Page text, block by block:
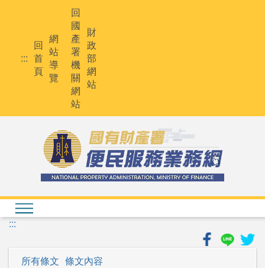
:::
回
首
頁
網
站
導
覽
回
國
產
署
機
關
網
站
財
政
部
網
站
:::
所有條文 條文內容